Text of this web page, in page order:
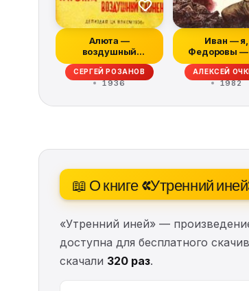
Алюта —
воздушный
слоненок
СЕРГЕЙ РОЗАНОВ
1936
Иван — я,
Федоровы
АЛЕКСЕЙ
1982
📖 О книге «Утренний
«Утренний иней» —
доступна для бесплатного
скачали 320 раз.